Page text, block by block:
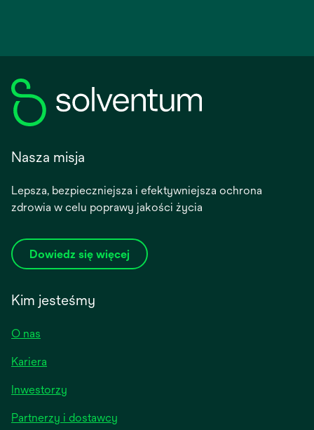
Nasza misja
Lepsza, bezpieczniejsza i efektywniejsza ochrona
zdrowia w celu poprawy jakości życia
Dowiedz się więcej
Kim jesteśmy
O nas
Kariera
Inwestorzy
a
Partnerzy i dostawcy